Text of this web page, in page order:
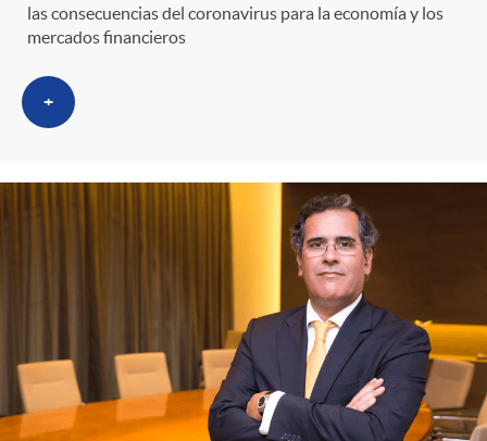
o
r
i
las consecuencias del coronavirus para la economía y los
mercados financieros
+